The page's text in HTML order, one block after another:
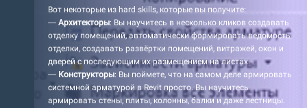
Вот некоторые из hard skills, которые вы получите:
— Архитекторы: Вы научитесь в несколько кликов создавать
отделку помещений, автоматически формировать ведомость
отделки, создавать развёртки помещений, витражей, окон и
дверей с последующим их размещением на листах.
— Конструкторы: Вы поймете, что на самом деле армировать
системной арматурой в Revit просто. Вы научитесь
армировать стены, плиты, колонны, балки и даже лестницы.